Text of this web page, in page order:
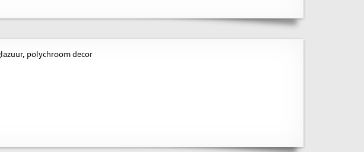
polychroom decor